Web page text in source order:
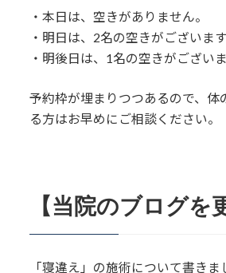
・本日は、空きがありません。
・明日は、2名の空きがございます
・明後日は、1名の空きがございま
予約枠が埋まりつつあるので、体
る方はお早めにご相談ください。
【当院のブログを
「寝違え」の施術について書きま